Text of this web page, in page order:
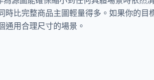
時比完整商品主圖輕量得多。如果你的
通用合理尺寸的場景。